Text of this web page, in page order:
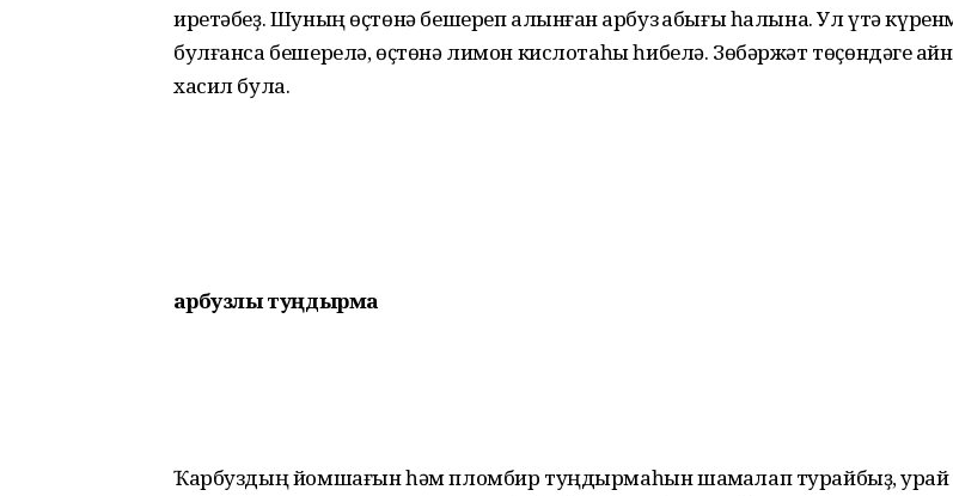
иретәбеҙ. Шуның өҫтөнә бешереп алынған ҡарбуз ҡабығы һалына. Ул үтә
булғанса бешерелә, өҫтөнә лимон кислотаһы һибелә. Зөбәржәт төҫөндәге
хасил була.
Ҡарбузлы туңдырма
Ҡарбуздың йомшағын һәм пломбир туңдырмаһын шаҡмаҡлап турайбыҙ, ҡурай